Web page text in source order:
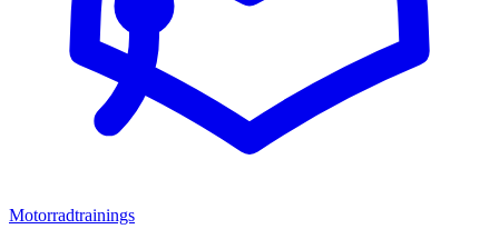
Motorradtrainings